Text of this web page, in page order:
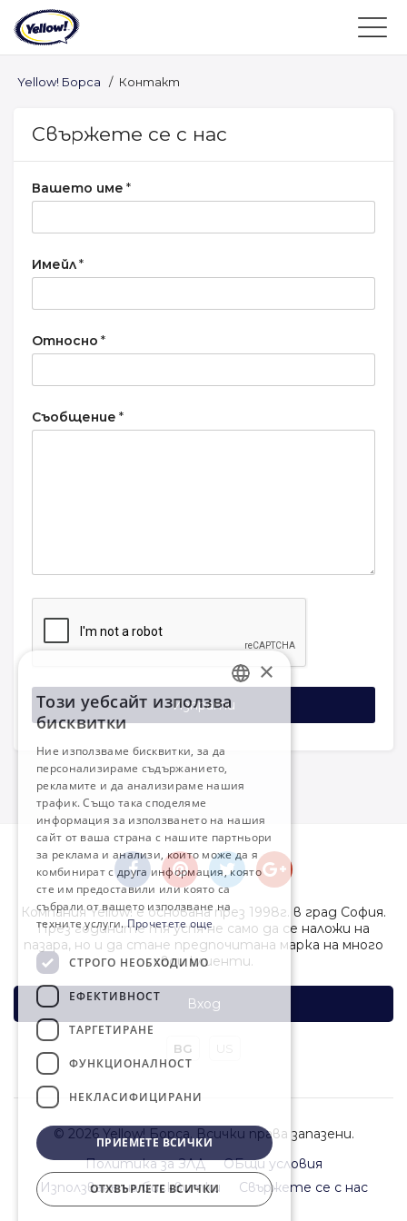
Yellow! Борса / Контакт
Свържете се с нас
Вашето име *
Имейл*
Относно *
Съобщение *
Изпрати
Компания Yellow! е основана през 1998г. в град София.
През годините тя успя не само да се наложи на
пазара, но и да стане предпочитана марка на много
свои клиенти.
Вход
BG
© 2026 Yellow! Борса. Всички права запазени.
Политика за ЗЛД
ОБщи условия
Използване на бисквитки
Свържете се с нас
BULGARIAN
×
Този уебсайт използва
бисквитки
Ние използваме бисквитки, за да
персонализираме съдържанието,
рекламите и да анализираме нашия
трафик. Също така споделяме
информация за използването на нашия
сайт от ваша страна с нашите партньори
за реклама и анализи, които може да я
комбинират с друга информация, която
сте им предоставили или която са
събрали от вашето използване на
техните услуги. Прочетете още
СТРОГО НЕОБХОДИМО
ЕФЕКТИВНОСТ
ТАРГЕТИРАНЕ
ФУНКЦИОНАЛНОСТ
НЕКЛАСИФИЦИРАНИ
ПРИЕМЕТЕ ВСИЧКИ
ОТХВЪРЛЕТЕ ВСИЧКИ